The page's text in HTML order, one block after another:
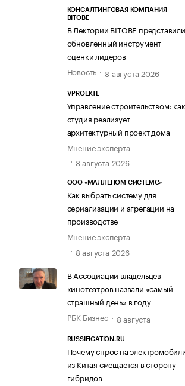
КОНСАЛТИНГОВАЯ КОМПАНИЯ
BITOBE
В Лектории BITOBE представили
обновленный инструмент
оценки лидеров
Новость
8 августа 2026
VPROEKTE
Управление строительством: как
студия реализует
архитектурный проект дома
Мнение эксперта
8 августа 2026
ООО «МАЛЛЕНОМ СИСТЕМС»
Как выбрать систему для
сериализации и агрегации на
производстве
Мнение эксперта
8 августа 2026
В Ассоциации владельцев
кинотеатров назвали «самый
страшный день» в году
РБК Бизнес
8 августа
RUSSIFICATION.RU
Почему спрос на
из Китая смещается в сторону
гибридов